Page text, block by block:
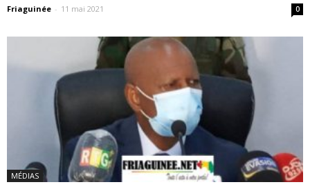
Friaguinée - 11 mai 2021 0
MÉDIAS